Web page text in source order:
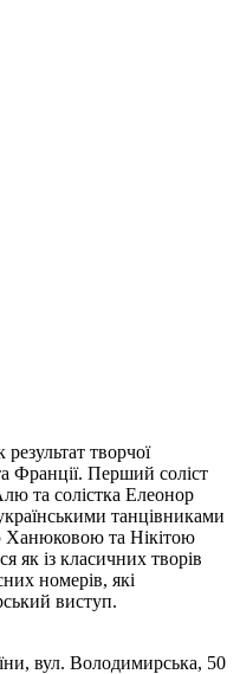
творчої
Франції. Перший соліст
та солістка Елеонор
танцівниками
та Нікітою
як із класичних творів
номерів, які
виступ.
вул. Володимирська, 50